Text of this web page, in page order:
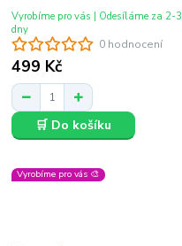
0 hodnocení
499 Kč
Vyrobíme pro vás | Odesíláme za 2-3
dny
🛒 Do košíku
Vyrobíme pro vás 🎨